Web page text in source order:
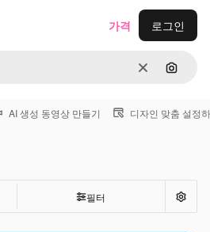
지우기이미지
가격 로그인
AI 생성 동영상 만들기 디자인 맞춤 설정
필터